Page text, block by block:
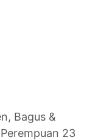
Bagus &
23